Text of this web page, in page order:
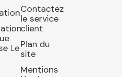
Le
Contactez
le service
client
Plan du
site
Mentions